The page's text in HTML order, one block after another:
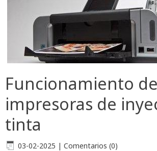
Funcionamiento de
impresoras de
tinta
03-02-2025 | Comentarios (0)